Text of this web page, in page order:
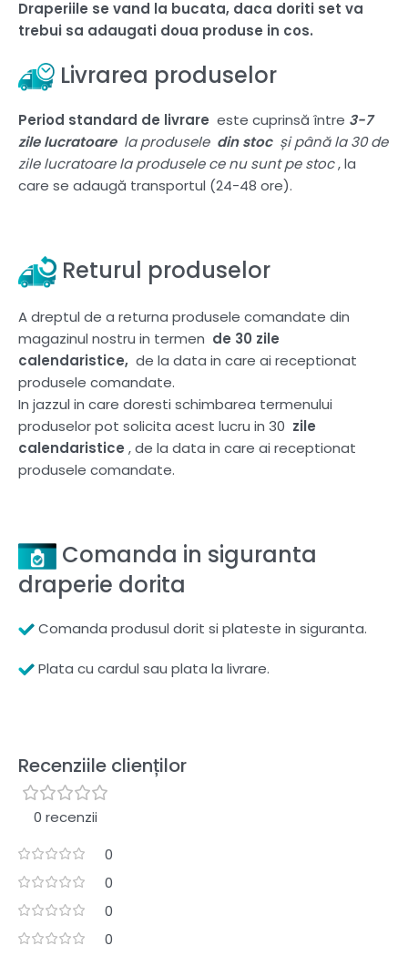
Draperiile se vand la bucata, daca doriti set va
trebui sa adaugati doua produse in cos.
Livrarea produselor
Period standard de livrare este cuprinsă între 3-7
zile lucratoarela produsele din stocși până la 30 de
zile lucratoare la produsele ce nu sunt pe stoc, la
care se adaugă transportul (24-48 ore).
Returul produselor
A dreptul de a returna produsele comandate din
magazinul nostru in termen de 30 zile
calendaristice, de la data in care ai receptionat
produsele comandate.
In jazzul in care doresti schimbarea termenului
produselor pot solicita acest lucru in 30 zile
calendaristice , de la data in care ai receptionat
produsele comandate.
Comanda in siguranta
draperie dorita
Comanda produsul dorit si plateste in siguranta.
Plata cu cardul sau plata la livrare.
Recenziile clienților
0 recenzii
0
0
0
0